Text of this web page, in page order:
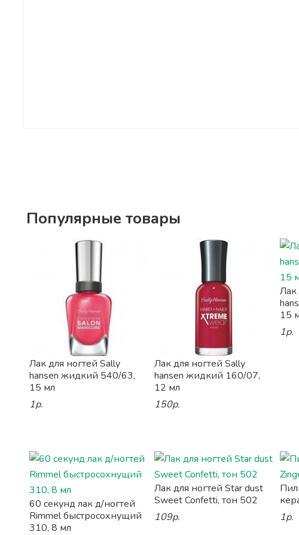
Популярные товары
Лак для ногтей Sally
hansen жидкий 540/63,
15 мл
1р.
Лак для ногтей Sally
hansen жидкий 160/07,
12 мл
150р.
Лак
15
1р.
60 секунд лак д/ногтей
Rimmel быстросохнущий
310, 8 мл
Лак для ногтей Star dust
Sweet Confetti, тон 502
109р.
1р.